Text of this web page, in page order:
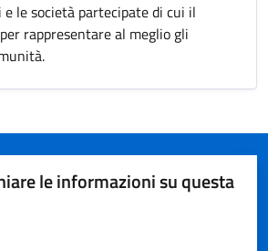
le società partecipate di cui il
rappresentare al meglio gli
le informazioni su questa